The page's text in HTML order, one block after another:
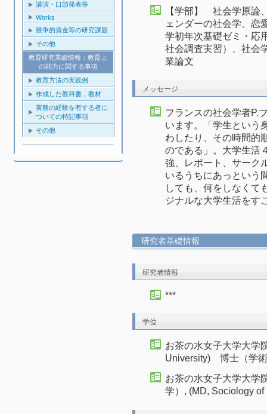
講演・口頭発表等
Works
競争的資金等の研究課題
その他
教育研究業績情報：教育上
の能力に関する事項
教育方法の実践例
作成した教科書，教材
実務の経験を有する者に
ついての特記事項
その他
【学部】 社会学原論
ェンダーの社会学、恋
学初年次基礎ゼミ・応
社会調査実習）、社会
業論文
メッセージ
フランスの社会学者P.
います。「学生という
わしたり、その時間的
のである」。大学生活
強、レポート、サーク
いるうちにあっという
しても、何をしなくて
ジナルな大学生活をす
研究者基礎情報
研究者情報
***
学位
お茶の水女子大学大
University) 博士（学
お茶の水女子大学大
学）, (MD, Sociology of